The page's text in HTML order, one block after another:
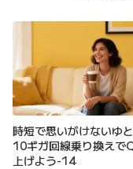
時短で思いがけないゆ
10ギガ回線乗り換えで
上げよう-14